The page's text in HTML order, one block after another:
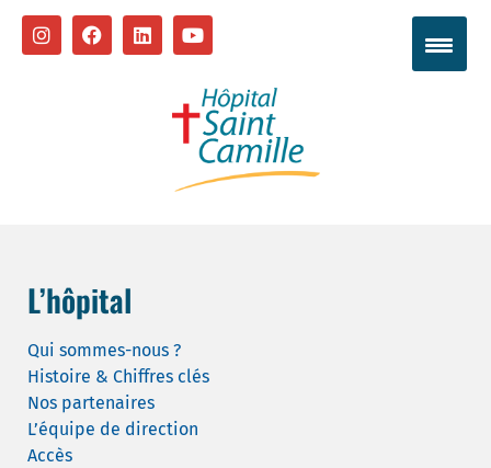
L’hôpital
Qui sommes-nous ?
Histoire & Chiffres clés
Nos partenaires
L’équipe de direction
Accès